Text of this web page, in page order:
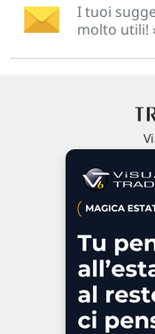
I tuoi
molto utili!